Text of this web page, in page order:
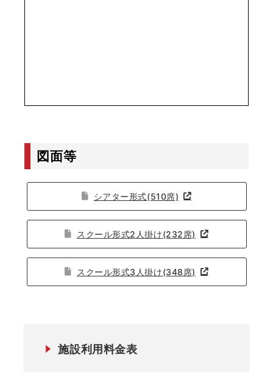
図面等
シアター形式(510席)
スクール形式2人掛け(232席)
スクール形式3人掛け(348席)
施設利用料金表